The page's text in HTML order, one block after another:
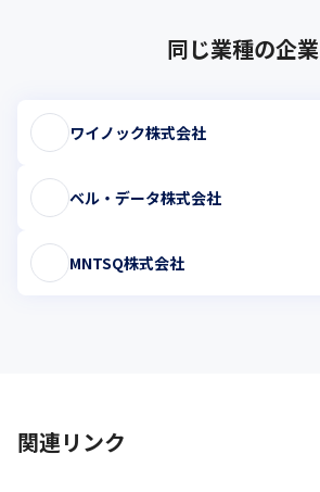
同じ業種の企業
ワイノック株式会社
ベル・データ株式会社
MNTSQ株式会社
関連リンク